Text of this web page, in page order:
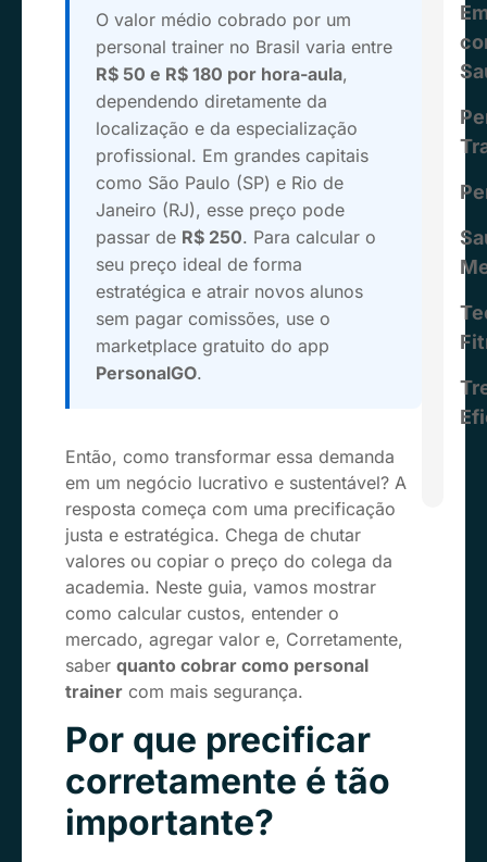
O valor médio cobrado por um
personal trainer no Brasil varia entre
R$ 50 e R$ 180 por hora-aula,
dependendo diretamente da
localização e da especialização
profissional. Em grandes capitais
como São Paulo (SP) e Rio de
Janeiro (RJ), esse preço pode
passar de R$ 250. Para calcular o
seu preço ideal de forma
estratégica e atrair novos alunos
sem pagar comissões, use o
marketplace gratuito do app
PersonalGO.
Então, como transformar essa demanda
em um negócio lucrativo e sustentável? A
resposta começa com uma precificação
justa e estratégica. Chega de chutar
valores ou copiar o preço do colega da
academia. Neste guia, vamos mostrar
como calcular custos, entender o
mercado, agregar valor e, Corretamente,
saber quanto cobrar como personal
trainer com mais segurança.
Por que precificar
corretamente é tão
importante?